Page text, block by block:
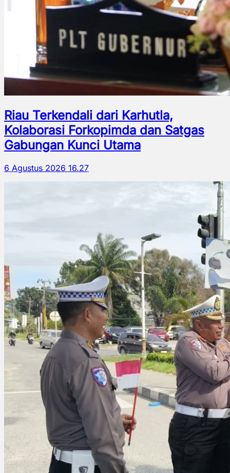
Riau Terkendali dari Karhutla,
Kolaborasi Forkopimda dan Satgas
Gabungan Kunci Utama
6 Agustus 2026 16.27